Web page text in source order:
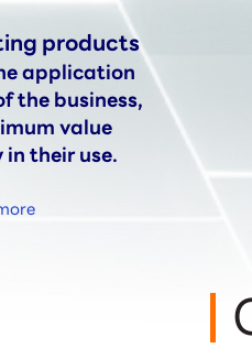
products
application
the business,
value
their use.